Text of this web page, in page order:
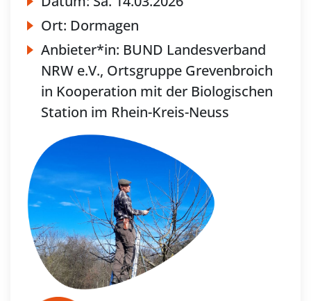
Ort: Dormagen
Anbieter*in: BUND Landesverband
NRW e.V., Ortsgruppe Grevenbroich
in Kooperation mit der Biologischen
Station im Rhein-Kreis-Neuss